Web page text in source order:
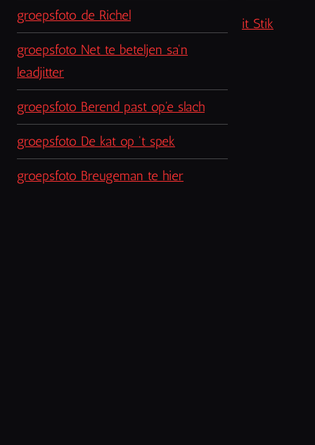
groepsfoto de Richel
groepsfoto Net te beteljen sa'n
leadjitter
groepsfoto Berend past op'e slach
groepsfoto De kat op 't spek
groepsfoto Breugeman te hier
it Stik